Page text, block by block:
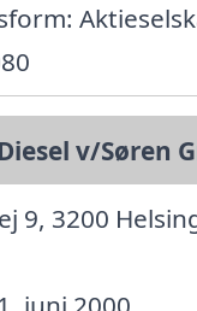
v/Søren
9, 3200